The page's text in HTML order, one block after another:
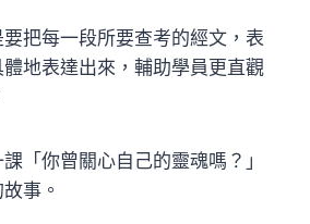
把每一段所要查考的經文，表
地表達出來，輔助學員更直觀
「你曾關心自己的靈魂嗎？」
事。